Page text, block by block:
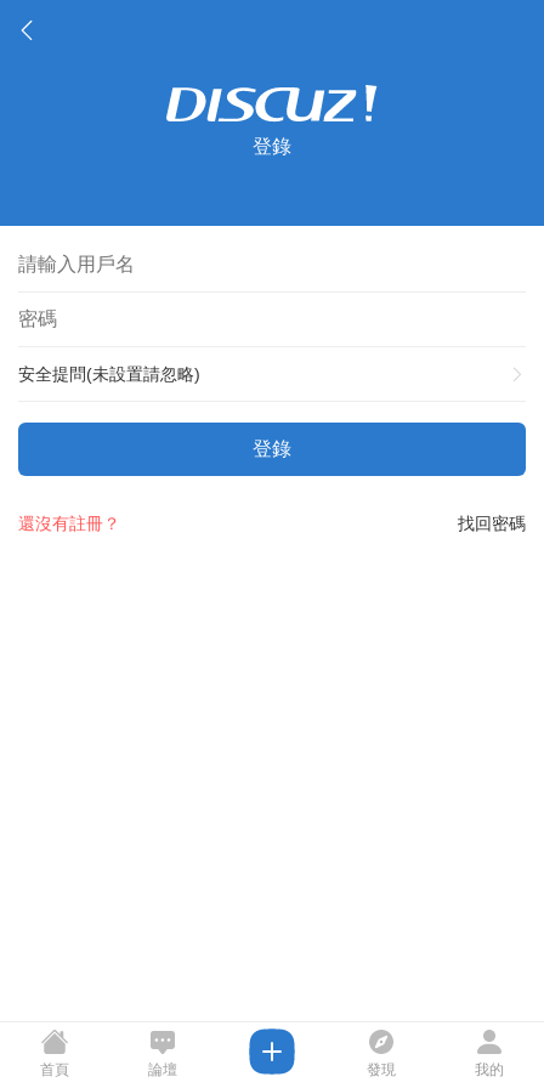
登錄
安全提問(未設置請忽略)
登錄
找回密碼
還沒有註冊？
首頁 論壇 發現 我的